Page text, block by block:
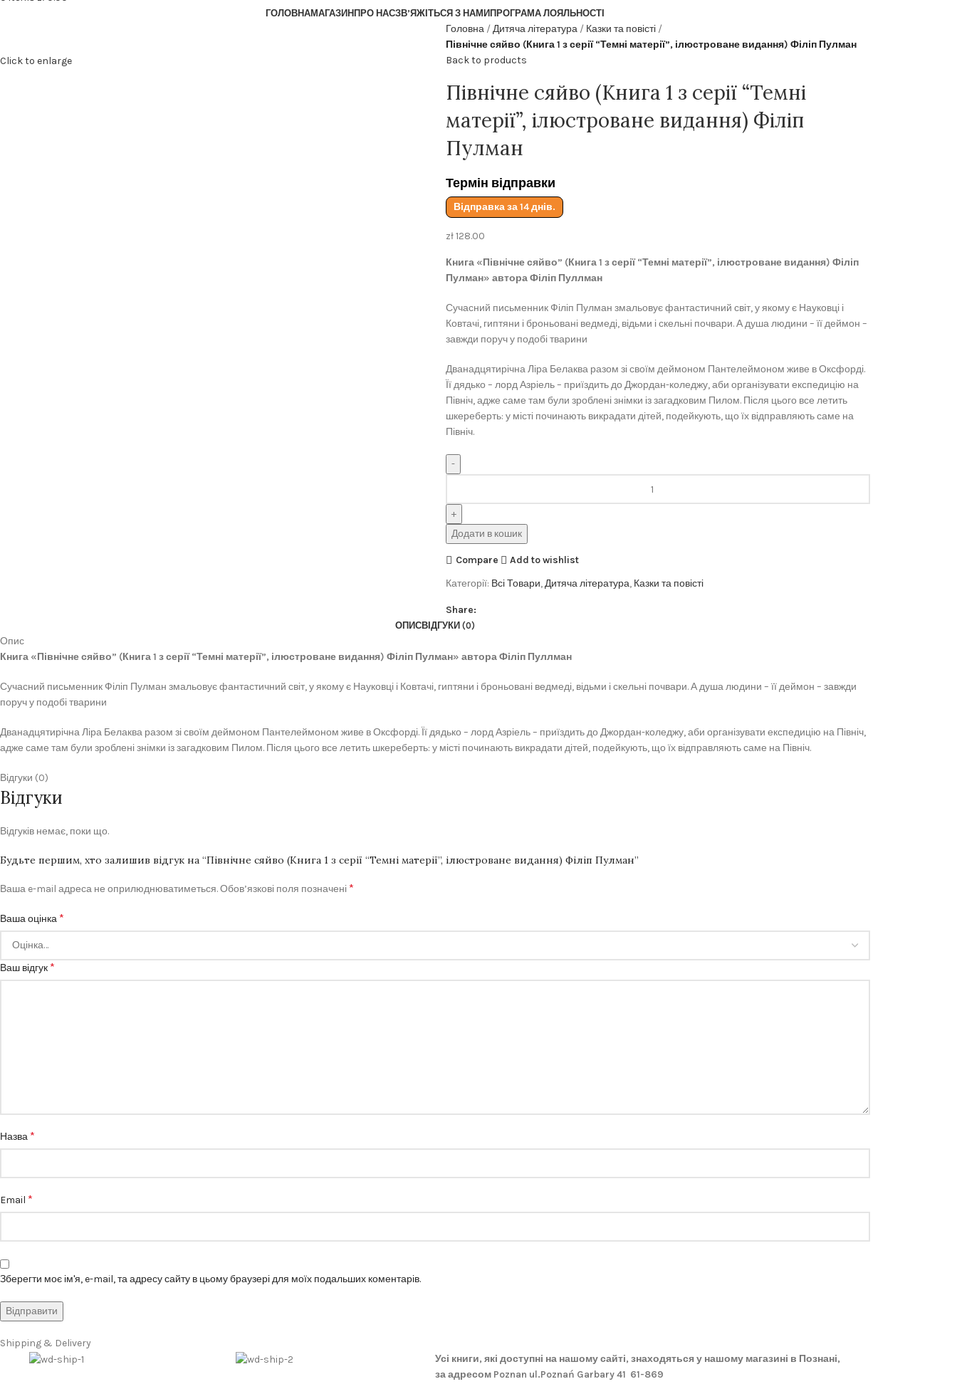
ГОЛОВНАМАГАЗИН ПРО НАСЗВ’ЯЖІТЬСЯ З НАМИ ПРОГРАМА ЛОЯЛЬНОСТІ
Click to enlarge
Головна Дитяча література
Казки та повісті
Північне сяйво (Книга 1 з серії “Темні матерії”, ілюстроване видання) Філіп Пулман
Back to products
Північне сяйво (Книга 1 з серії “Темні
матерії”, ілюстроване видання) Філіп
Пулман
Термін відправки
Відправка за 14 днів.
zł128.00
Книга «Північне сяйво” (Книга 1 з серії “Темні матерії”, ілюстроване видання) Філіп
Пулман» автора Філіп Пуллман
Сучасний письменник Філіп Пулман змальовує фантастичний світ, у якому є Науковці і
Ковтачі, гиптяни і броньовані ведмеді, відьми і скельні почвари. А душа людини – її деймон –
завжди поруч у подобі тварини
Дванадцятирічна Ліра Белаква разом зі своїм деймоном Пантелеймоном живе в Оксфорді.
Її дядько – лорд Азріель – приїздить до Джордан-коледжу, аби організувати експедицію на
Північ, адже саме там були зроблені знімки із загадковим Пилом. Після цього все летить
шкереберть: у місті починають викрадати дітей, подейкують, що їх відправляють саме на
Північ.
Додати в кошик
Compare
Add to wishlist
Категорії: Всі Товари,Дитяча література, Казки та повісті
Share:
ОПИСВІДГУКИ (0)
Опис
Книга «Північне сяйво” (Книга 1 з серії “Темні матерії”, ілюстроване видання) Філіп Пулман» автора Філіп Пуллман
Сучасний письменник Філіп Пулман змальовує фантастичний світ, у якому є Науковці і Ковтачі, гиптяни і броньовані ведмеді, відьми і скельні почвари. А душа людини – її деймон – завжди
поруч у подобі тварини
Дванадцятирічна Ліра Белаква разом зі своїм деймоном Пантелеймоном живе в Оксфорді. Її дядько – лорд Азріель – приїздить до Джордан-коледжу, аби організувати експедицію на Північ,
адже саме там були зроблені знімки із загадковим Пилом. Після цього все летить шкереберть: у місті починають викрадати дітей, подейкують, що їх відправляють саме на Північ.
Відгуки (0)
Відгуки
Відгуків немає, поки що.
Будьте першим, хто залишив відгук на “Північне сяйво (Книга 1 з серії “Темні матерії”, ілюстроване видання) Філіп Пулман”
Ваша e-mail адреса не оприлюднюватиметься.Обов’язкові поля позначені *
Ваша оцінка *
Ваш відгук *
Назва *
Email *
Зберегти моє ім'я, e-mail, та адресу сайту в цьому браузері для моїх подальших коментарів.
Shipping & Delivery
Усі книги, які доступні на нашому сайті, знаходяться у нашому магазині в Познані,
за адресом Poznan ul.Poznań Garbary 41 61-869